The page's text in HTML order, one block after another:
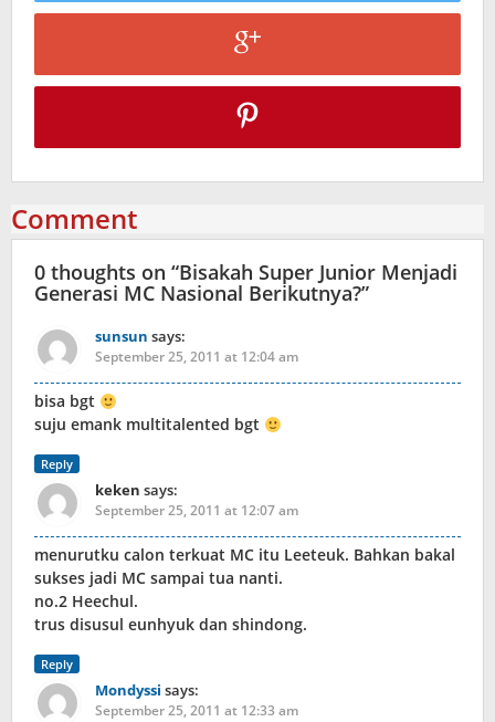
Comment
0 thoughts on “Bisakah Super Junior Menjadi
Generasi MC Nasional Berikutnya?”
sunsun says:
September 25, 2011 at 12:04 am
bisa bgt
suju emank multitalented bgt
Reply
keken says:
September 25, 2011 at 12:07 am
menurutku calon terkuat MC itu Leeteuk. Bahkan bakal
sukses jadi MC sampai tua nanti.
no.2 Heechul.
trus disusul eunhyuk dan shindong.
Reply
Mondyssi says:
September 25, 2011 at 12:33 am